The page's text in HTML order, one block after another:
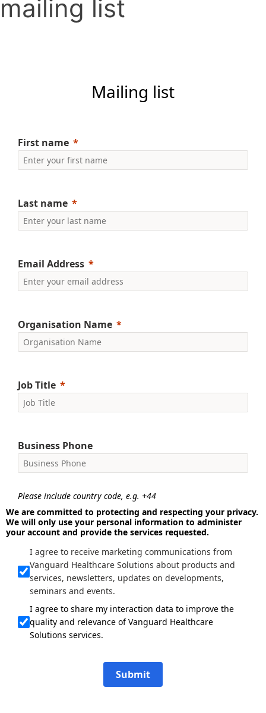
mailing list
Mailing list
First name
Last name
Email Address
Organisation Name
Job Title
Business Phone
Please include country code, e.g. +44
We are committed to protecting and respecting your privacy.
We will only use your personal information to administer
your account and provide the services requested.
I agree to receive marketing communications from
Vanguard Healthcare Solutions about products and
services, newsletters, updates on developments,
seminars and events.
I agree to share my interaction data to improve the
quality and relevance of Vanguard Healthcare
Solutions services.
Submit